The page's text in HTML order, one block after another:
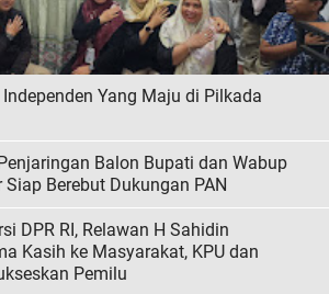
Yang Maju di Pilkada
Balon Bupati dan Wabup
Siap Berebut Dukungan PAN
DPR RI, Relawan H Sahidin
Kasih ke Masyarakat, KPU dan
Pemilu